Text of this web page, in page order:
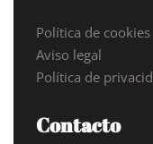
Política de cookies
Aviso legal
Política de
Contacto